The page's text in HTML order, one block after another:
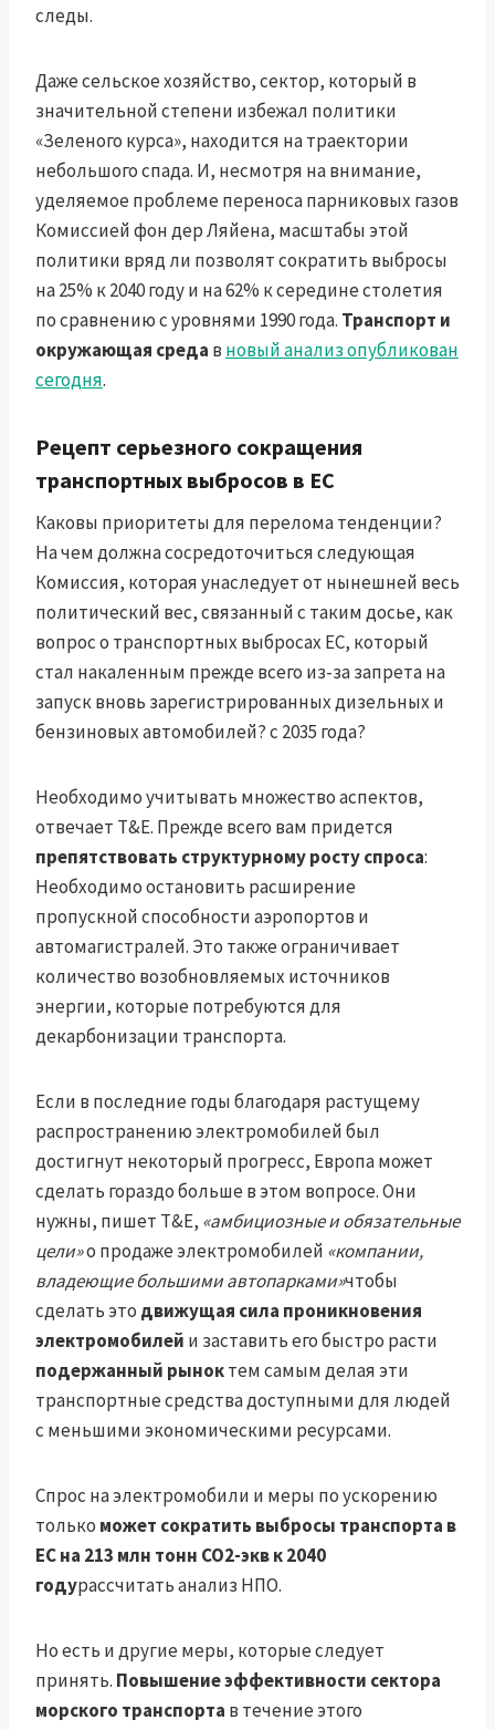
следы.
Даже сельское хозяйство, сектор, который в
значительной степени избежал политики
«Зеленого курса», находится на траектории
небольшого спада. И, несмотря на внимание,
уделяемое проблеме переноса парниковых газов
Комиссией фон дер Ляйена, масштабы этой
политики вряд ли позволят сократить выбросы
на 25% к 2040 году и на 62% к середине столетия
по сравнению с уровнями 1990 года. Транспорт и
окружающая среда в новый анализ опубликован
сегодня.
Рецепт серьезного сокращения
транспортных выбросов в ЕС
Каковы приоритеты для перелома тенденции?
На чем должна сосредоточиться следующая
Комиссия, которая унаследует от нынешней весь
политический вес, связанный с таким досье, как
вопрос о транспортных выбросах ЕС, который
стал накаленным прежде всего из-за запрета на
запуск вновь зарегистрированных дизельных и
бензиновых автомобилей? с 2035 года?
Необходимо учитывать множество аспектов,
отвечает T&E. Прежде всего вам придется
препятствовать структурному росту спроса:
Необходимо остановить расширение
пропускной способности аэропортов и
автомагистралей. Это также ограничивает
количество возобновляемых источников
энергии, которые потребуются для
декарбонизации транспорта.
Если в последние годы благодаря растущему
распространению электромобилей был
достигнут некоторый прогресс, Европа может
сделать гораздо больше в этом вопросе. Они
нужны, пишет T&E, «амбициозные и обязательные
цели»о продаже электромобилей «компании,
владеющие большими автопарками»чтобы
сделать это движущая сила проникновения
электромобилей и заставить его быстро расти
подержанный рыноктем самым делая эти
транспортные средства доступными для людей
с меньшими экономическими ресурсами.
Спрос на электромобили и меры по ускорению
только может сократить выбросы транспорта в
ЕС на 213 млн тонн CO2-экв к 2040
годурассчитать анализ НПО.
Но есть и другие меры, которые следует
принять. Повышение эффективности сектора
морского транспорта в течение этого